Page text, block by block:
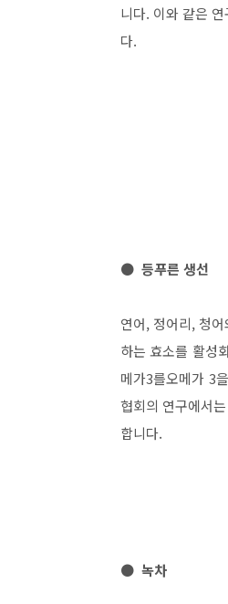
니다. 이와 같은
다.
● 등푸른 생선
연어, 정어리, 청
하는 효소를 활성
메가3를오메가 3
협회의 연구에서
합니다.
● 녹차